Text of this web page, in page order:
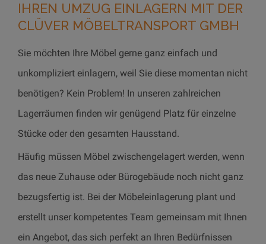
IHREN UMZUG EINLAGERN MIT DER
CLÜVER MÖBELTRANSPORT GMBH
Sie möchten Ihre Möbel gerne ganz einfach und
unkompliziert einlagern, weil Sie diese momentan nicht
benötigen? Kein Problem! In unseren zahlreichen
Lagerräumen finden wir genügend Platz für einzelne
Stücke oder den gesamten Hausstand.
Häufig müssen Möbel zwischengelagert werden, wenn
das neue Zuhause oder Bürogebäude noch nicht ganz
bezugsfertig ist. Bei der Möbeleinlagerung plant und
erstellt unser kompetentes Team gemeinsam mit Ihnen
ein Angebot, das sich perfekt an Ihren Bedürfnissen